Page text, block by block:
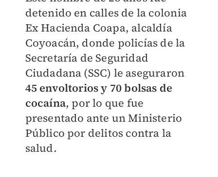
detenido en calles de la colonia
Ex Hacienda Coapa, alcaldía
Coyoacán, donde policías de la
Secretaría de Seguridad
Ciudadana (SSC) le aseguraron
45 envoltorios y 70 bolsas de
cocaína, por lo que fue
presentado ante un Ministerio
Público por delitos contra la
salud.